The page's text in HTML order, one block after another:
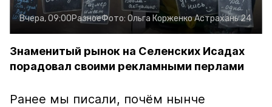
Вчера, 09:00РазноеФото: Ольга КорженкоАстрахань 24
Знаменитый рынок на Селенских Исадах
порадовал своими рекламными перлами
Ранее мы писали, почём нынче